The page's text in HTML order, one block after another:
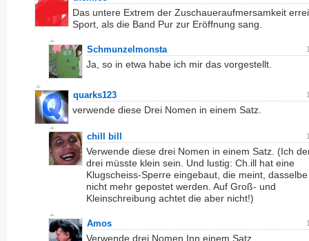
Das untere Extrem der Zuschaueraufmersamkeit
Sport, als die Band Pur zur Eröffnung sang.
Schmunzelmonsta
Ja, so in etwa habe ich mir das vorgestellt.
quarks123
verwende diese Drei Nomen in einem Satz.
chill bill
Verwende diese drei Nomen in einem Satz. (Ich
drei müsste klein sein. Und lustig: Ch.ill hat eine
Klugscheiss-Sperre eingebaut, die meint,
nicht mehr gepostet werden. Auf Groß- und
Kleinschreibung achtet die aber nicht!)
Amos
Verwende drei Nomen Inn einem Satz.